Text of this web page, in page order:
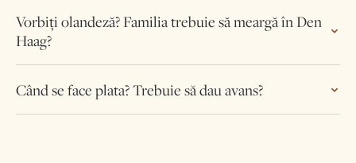
Vorbiți olandeză? Familia trebuie să meargă în Den
Haag?
Când se face plata? Trebuie să dau avans?